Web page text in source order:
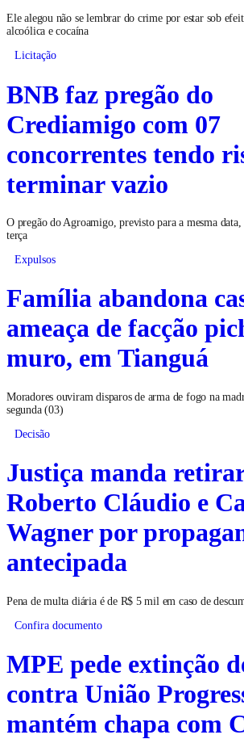
Ele alegou não se lembrar do crime por estar sob
alcoólica e cocaína
Licitação
BNB faz pregão do
Crediamigo com 07
concorrentes tendo
terminar vazio
O pregão do Agroamigo, previsto para a mesma
terça
Expulsos
Família abandona
ameaça de facção
muro, em Tianguá
Moradores ouviram disparos de arma de fogo na
segunda (03)
Decisão
Justiça manda
Roberto Cláudio e
Wagner por
antecipada
Pena de multa diária é de R$ 5 mil em caso de
Confira documento
MPE pede extinção
contra União
mantém chapa com